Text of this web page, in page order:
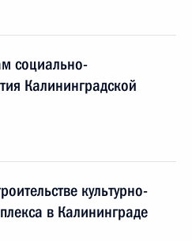
социально-
Калининградской
культурно-
в Калининграде